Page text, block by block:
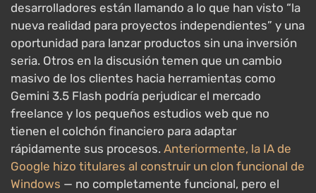
desarrolladores están llamando a lo que han visto “la
nueva realidad para proyectos independientes” y una
oportunidad para lanzar productos sin una inversión
seria. Otros en la discusión temen que un cambio
masivo de los clientes hacia herramientas como
Gemini 3.5 Flash podría perjudicar el mercado
freelance y los pequeños estudios web que no
tienen el colchón financiero para adaptar
rápidamente sus procesos. Anteriormente, la IA de
Google hizo titulares al construir un clon funcional de
Windows — no completamente funcional, pero el